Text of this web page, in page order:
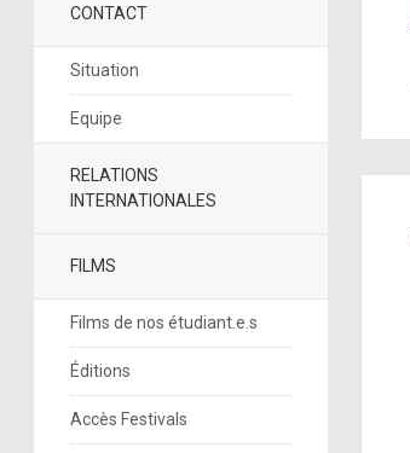
CONTACT
Situation
Equipe
RELATIONS
INTERNATIONALES
FILMS
Films de nos étudiant.e.s
Éditions
Accès Festivals